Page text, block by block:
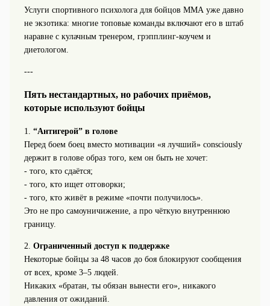
Услуги спортивного психолога для бойцов ММА уже давно
не экзотика: многие топовые команды включают его в штаб
наравне с кулачным тренером, грэпплинг-коучем и
диетологом.
---
Пять нестандартных, но рабочих приёмов,
которые используют бойцы
1. “Антигерой” в голове
Перед боем боец вместо мотивации «я лучший» consciously
держит в голове образ того, кем он быть не хочет:
- того, кто сдаётся;
- того, кто ищет отговорки;
- того, кто живёт в режиме «почти получилось».
Это не про самоуничижение, а про чёткую внутреннюю
границу.
2. Ограниченный доступ к поддержке
Некоторые бойцы за 48 часов до боя блокируют сообщения
от всех, кроме 3–5 людей.
Никаких «братан, ты обязан вынести его», никакого
давления от ожиданий.